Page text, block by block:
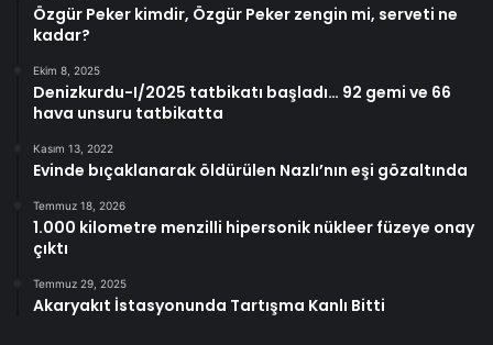
Özgür Peker kimdir, Özgür Peker zengin mi, serveti ne
kadar?
Ekim 8, 2025
Denizkurdu-I/2025 tatbikatı başladı… 92 gemi ve 66
hava unsuru tatbikatta
Kasım 13, 2022
Evinde bıçaklanarak öldürülen Nazlı’nın eşi gözaltında
Temmuz 18, 2026
1.000 kilometre menzilli hipersonik nükleer füzeye onay
çıktı
Temmuz 29, 2025
Akaryakıt İstasyonunda Tartışma Kanlı Bitti